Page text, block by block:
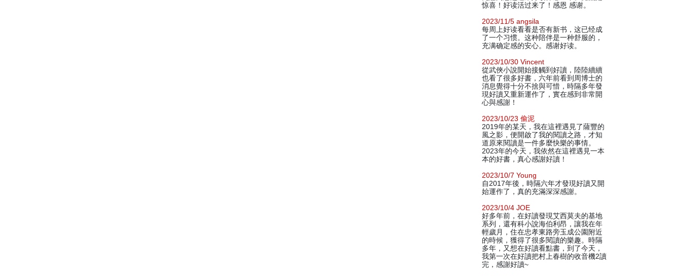
惊喜！好读活过来了！感恩 感谢。
2023/11/5 angsila
每周上好读看看是否有新书，这已经成
了一个习惯。这种陪伴是一种舒服的，
充满确定感的安心。感谢好读。
2023/10/30 Vincent
從武俠小說開始接觸到好讀，陸陸續續
也看了很多好書，六年前看到周博士的
消息覺得十分不捨與可惜，時隔多年發
現好讀又重新運作了，實在感到非常開
心與感謝！
2023/10/23 偷泥
2019年的某天，我在這裡遇見了薩豐的
風之影，便開啟了我的閱讀之路，才知
道原來閱讀是一件多麼快樂的事情。
2023年的今天，我依然在這裡遇見一本
本的好書，真心感謝好讀！
2023/10/7 Young
自2017年後，時隔六年才發現好讀又開
始運作了，真的充滿深深感謝。
2023/10/4 JOE
好多年前，在好讀發現艾西莫夫的基地
系列，還有科小說海伯利昂，讓我在年
輕歲月，住在忠孝東路旁玉成公園附近
的時候，獲得了很多閱讀的樂趣。時隔
多年，又想在好讀看點書，到了今天，
我第一次在好讀把村上春樹的收音機2讀
完，感謝好讀~